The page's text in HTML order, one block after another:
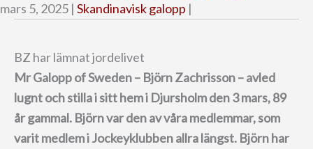
mars 5, 2025 | Skandinavisk galopp |
BZ har lämnat jordelivet
Mr Galopp of Sweden – Björn Zachrisson – avled
lugnt och stilla i sitt hem i Djursholm den 3 mars, 89
år gammal. Björn var den av våra medlemmar, som
varit medlem i Jockeyklubben allra längst. Björn har